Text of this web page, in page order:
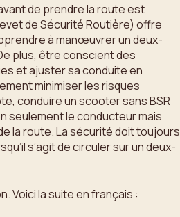
de prendre la route est
de Sécurité Routière) offre
à manœuvrer un deux-
plus, être conscient des
et ajuster sa conduite en
minimiser les risques
conduire un scooter sans BSR
seulement le conducteur mais
la route. La sécurité doit toujours
s’agit de circuler sur un deux-
Voici la suite en français :